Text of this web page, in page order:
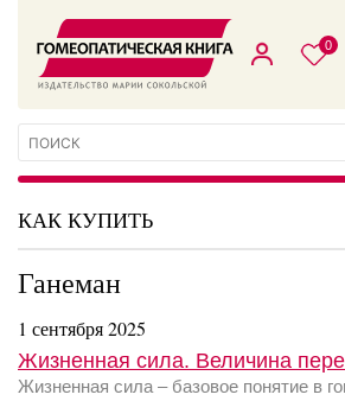
0
КАК КУПИТЬ
Ганеман
1 сентября 2025
Жизненная сила. Величина
Жизненная сила – базовое понятие в